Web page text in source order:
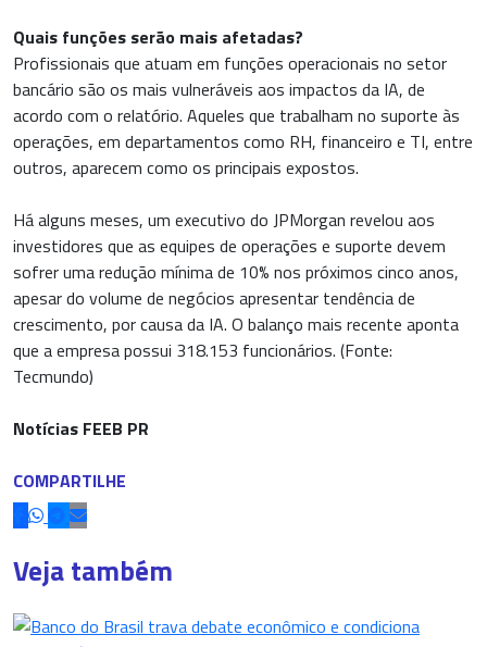
Quais funções serão mais afetadas?
Profissionais que atuam em funções operacionais no setor
bancário são os mais vulneráveis aos impactos da IA, de
acordo com o relatório. Aqueles que trabalham no suporte às
operações, em departamentos como RH, financeiro e TI, entre
outros, aparecem como os principais expostos.
Há alguns meses, um executivo do JPMorgan revelou aos
investidores que as equipes de operações e suporte devem
sofrer uma redução mínima de 10% nos próximos cinco anos,
apesar do volume de negócios apresentar tendência de
crescimento, por causa da IA. O balanço mais recente aponta
que a empresa possui 318.153 funcionários. (Fonte:
Tecmundo)
Notícias FEEB PR
COMPARTILHE
Veja também